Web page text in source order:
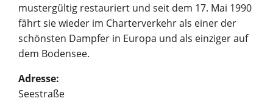
mustergültig restauriert und seit dem 17. Mai 1990
fährt sie wieder im Charterverkehr als einer der
schönsten Dampfer in Europa und als einziger auf
dem Bodensee.
Adresse:
Seestraße